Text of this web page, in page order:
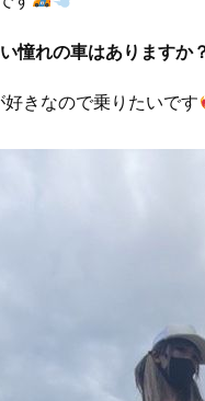
憧れの車はありますか
きなので乗りたいです